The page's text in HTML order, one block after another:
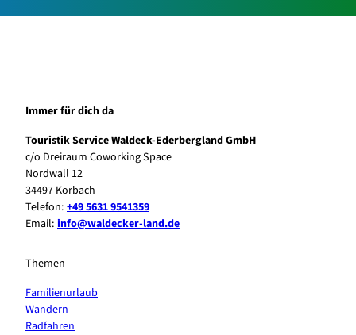
Immer für dich da
Touristik Service Waldeck-Ederbergland GmbH
c/o Dreiraum Coworking Space
Nordwall 12
34497 Korbach
Telefon: +49 5631 9541359
Email: info@waldecker-land.de
Themen
Familienurlaub
Wandern
Radfahren